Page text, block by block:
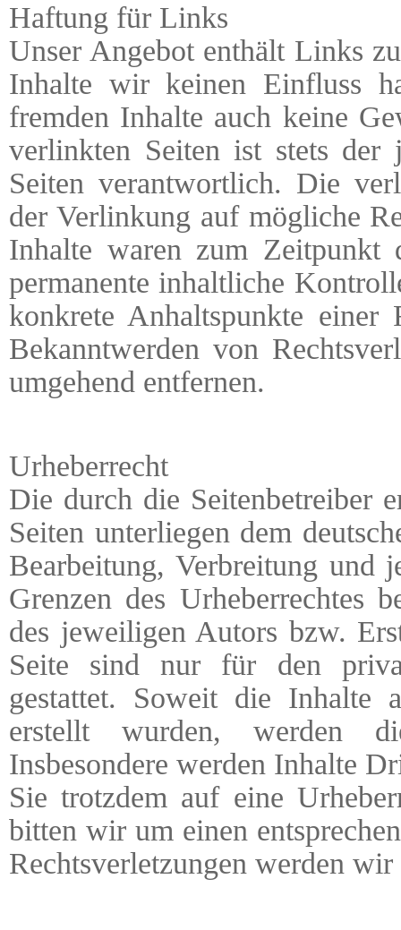
Haftung für Links
Unser Angebot enthält Links
Inhalte wir keinen Einfluss
fremden Inhalte auch keine
verlinkten Seiten ist stets der
Seiten verantwortlich. Die
der Verlinkung auf mögliche
Inhalte waren zum Zeitpunkt
permanente inhaltliche
konkrete Anhaltspunkte einer
Bekanntwerden von
umgehend entfernen.
Urheberrecht
Die durch die Seitenbetreiber
Seiten unterliegen dem
Bearbeitung, Verbreitung und
Grenzen des Urheberrechtes
des jeweiligen Autors bzw.
Seite sind nur für den
gestattet. Soweit die Inhalte
erstellt wurden, werden
Insbesondere werden Inhalte
Sie trotzdem auf eine
bitten wir um einen
Rechtsverletzungen werden